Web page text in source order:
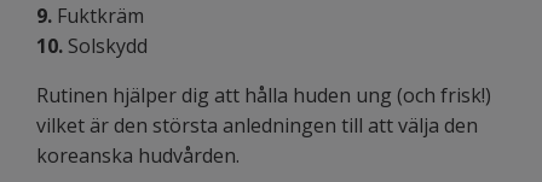
9. Fuktkräm
10. Solskydd
Rutinen hjälper dig att hålla huden ung (och frisk!)
vilket är den största anledningen till att välja den
koreanska hudvården.